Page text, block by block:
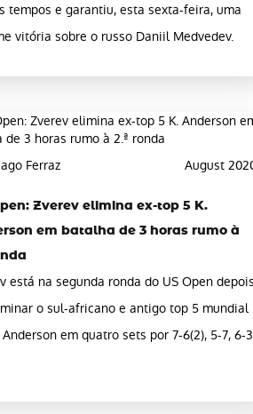
tempos e garantiu, esta sexta-feira, uma
vitória sobre o russo Daniil Medvedev.
Ferraz August
Zverev elimina ex-top 5 K.
em batalha de 3 horas rumo à
está na segunda ronda do US Open
o sul-africano e antigo top 5 mundial
Anderson em quatro sets por 7-6(2), 5-7, 6-3